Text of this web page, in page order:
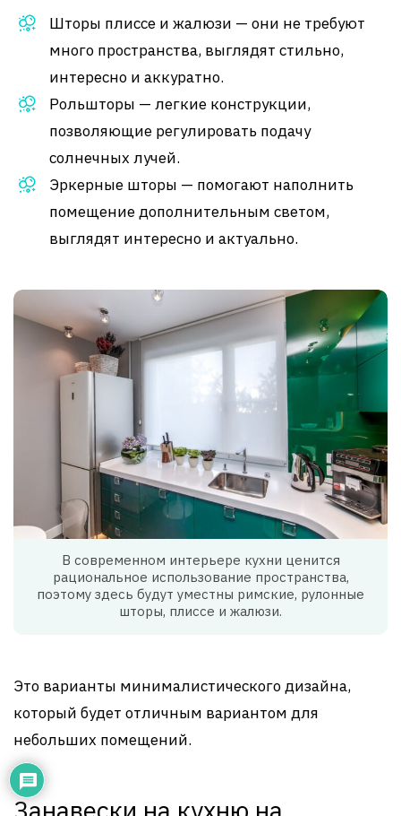
Шторы плиссе и жалюзи — они не требуют
много пространства, выглядят стильно,
интересно и аккуратно.
Рольшторы — легкие конструкции,
позволяющие регулировать подачу
солнечных лучей.
Эркерные шторы — помогают наполнить
помещение дополнительным светом,
выглядят интересно и актуально.
В современном интерьере кухни ценится
рациональное использование пространства,
поэтому здесь будут уместны римские, рулонные
шторы, плиссе и жалюзи.
Это варианты минималистического дизайна,
который будет отличным вариантом для
небольших помещений.